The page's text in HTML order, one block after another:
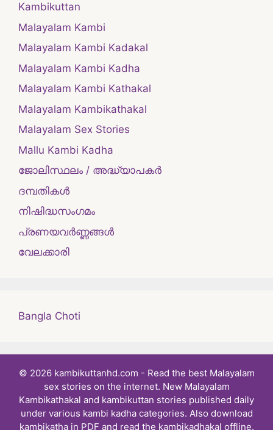
Kambikuttan
Malayalam Kambi
Malayalam Kambi Kadakal
Malayalam Kambi Kadha
Malayalam Kambi Kathakal
Malayalam Kambikathakal
Malayalam Sex Stories
Mallu Kambi Kadha
ജോലിസ്ഥലം / അദ്ധ്യാപകർ
ദമ്പതികള്‍
നിഷിദ്ധസംഗമം
പ്രണയവർണ്ണങ്ങൾ
വേലക്കാരി
Bangla Choti
© 2026 kambikuttanhd.com - Read the best Malayalam
sex stories on the internet. New Malayalam
Kambikathakal and kambikuttan stories published daily
under various kambi kadha categories. Also download
kambikatha in PDF and read the kambikadhakal offline.